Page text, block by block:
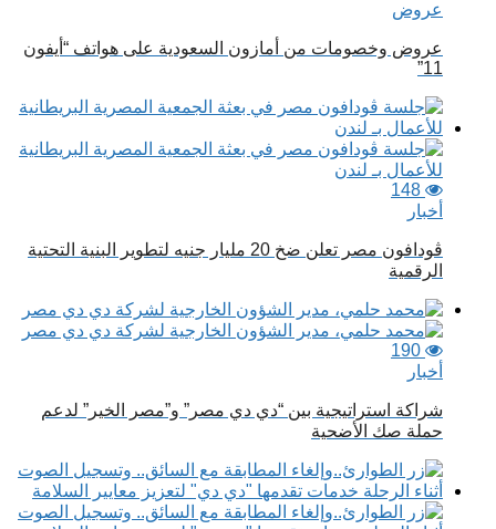
عروض
عروض وخصومات من أمازون السعودية على هواتف “أيفون
11”
148
أخبار
ڤودافون مصر تعلن ضخ 20 مليار جنيه لتطوير البنية التحتية
الرقمية
190
أخبار
شراكة استراتيجية بين “دي دي مصر” و”مصر الخير” لدعم
حملة صك الأضحية